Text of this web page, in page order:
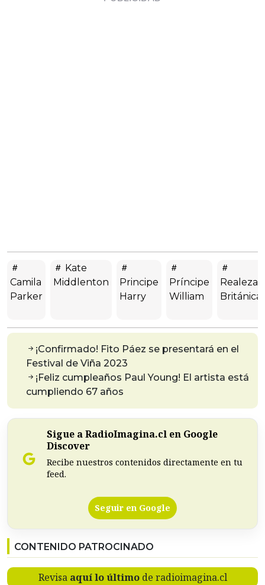
Camila
Parker
Kate
Middlenton
Principe
Harry
Príncipe
William
Realeza
Británica
¡Confirmado! Fito Páez se presentará en el
Festival de Viña 2023
¡Feliz cumpleaños Paul Young! El artista está
cumpliendo 67 años
Sigue a RadioImagina.cl en Google
Discover
Recibe nuestros contenidos directamente en tu
feed.
Seguir en Google
CONTENIDO PATROCINADO
Revisa aquí lo últimode radioimagina.cl